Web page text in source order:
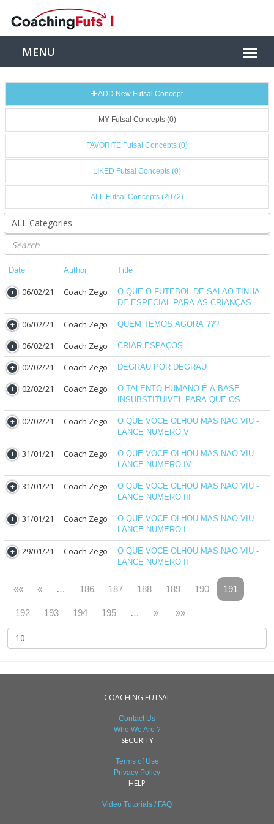
ADD New Futsal Concept
MY Futsal Concepts (0)
FAVORITE Futsal Concepts (0)
LIKED Futsal Concepts (0)
ALL Futsal Concepts (2072)
Date Author Title
06/02/21 Coach Zego
O QUE O FUTEBOL DE SALAO TINHA
DE ESPECIAL PARA AS CRIANÇAS -
PARTE II
06/02/21 Coach Zego QUEM TEMOS AGORA ???
06/02/21 Coach Zego CRIAR ESPAÇOS
02/02/21 Coach Zego DEGRAU POR DEGRAU
02/02/21 Coach Zego
O TALENTO HUMANO É A BASE
INSUBSTITUIVEL PARA QUE OS
ESQUEMAS FUNCIONEM
02/02/21 Coach Zego
O QUE VOCE OLHOU MAS NAO VIU -
LANCE NUMERO V
31/01/21 Coach Zego
O QUE VOCE OLHOU MAS NAO VIU -
LANCE NUMERO IV
31/01/21 Coach Zego
O QUE VOCE OLHOU MAS NAO VIU -
31/01/21 Coach Zego
O QUE VOCE OLHOU MAS NAO VIU -
LANCE NUMERO I
29/01/21 Coach Zego
O QUE VOCE OLHOU MAS NAO VIU -
«« « … 186 187 188 189 190 191
192 193 194 195 … » »»
COACHING FUTSAL
Contact Us
Who We Are ?
SECURITY
Terms of Use
Privacy Policy
HELP
Video Tutorials / FAQ